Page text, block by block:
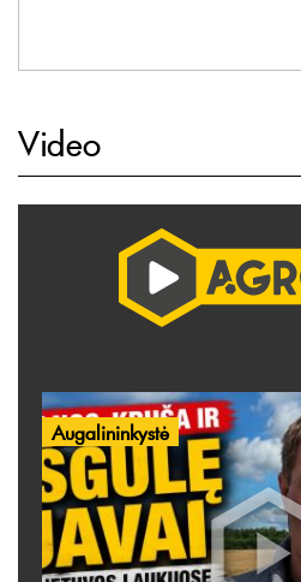
Video
Augalininkystė